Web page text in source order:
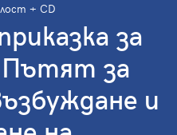
+ CD
за
за
и